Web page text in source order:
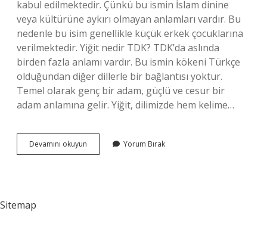
kabul edilmektedir. Çünkü bu ismin İslam dinine
veya kültürüne aykırı olmayan anlamları vardır. Bu
nedenle bu isim genellikle küçük erkek çocuklarına
verilmektedir. Yiğit nedir TDK? TDK’da aslında
birden fazla anlamı vardır. Bu ismin kökeni Türkçe
olduğundan diğer dillerle bir bağlantısı yoktur.
Temel olarak genç bir adam, güçlü ve cesur bir
adam anlamına gelir. Yiğit, dilimizde hem kelime…
Devamını okuyun
Eski
Yorum Bırak
Sitemap